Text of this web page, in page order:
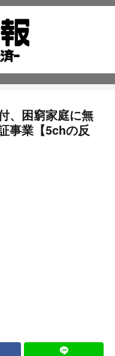
、困窮家庭に無
事業【5chの反